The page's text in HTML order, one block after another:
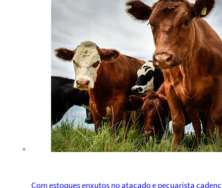
Com estoques enxutos no atacado e pecuarista